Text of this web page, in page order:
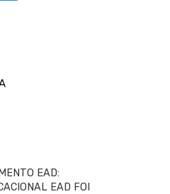
EAD:
EAD FOI